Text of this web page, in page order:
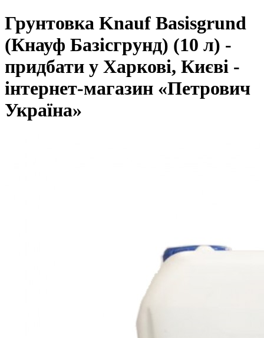
Грунтовка Knauf Basisgrund
(Кнауф Базісгрунд) (10 л) -
придбати у Харкові, Києві -
інтернет-магазин «Петрович
Україна»